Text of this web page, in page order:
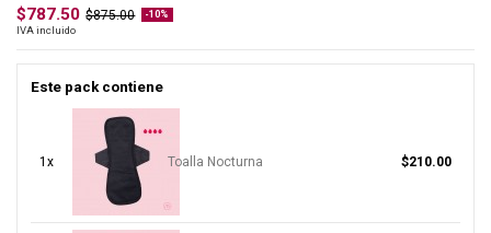
$787.50 $875.00 -10%
IVA incluido
Este pack contiene
1x Toalla Nocturna $210.00